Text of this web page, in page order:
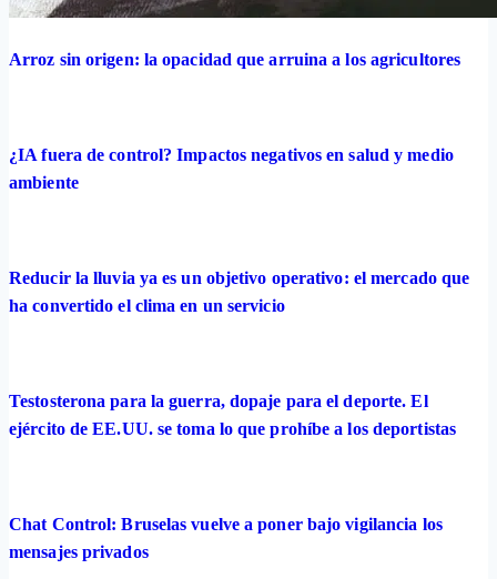
Arroz sin origen: la opacidad que arruina a los agricultores
¿IA fuera de control? Impactos negativos en salud y medio
ambiente
Reducir la lluvia ya es un objetivo operativo: el mercado que
ha convertido el clima en un servicio
Testosterona para la guerra, dopaje para el deporte. El
ejército de EE.UU. se toma lo que prohíbe a los deportistas
Chat Control: Bruselas vuelve a poner bajo vigilancia los
mensajes privados